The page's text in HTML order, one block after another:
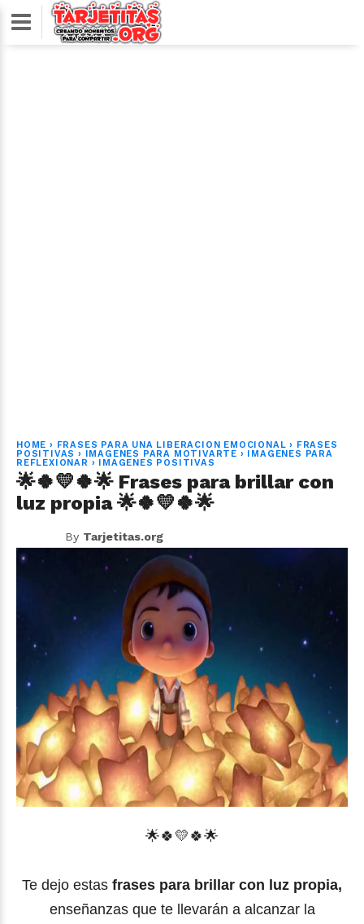
HOME › FRASES PARA UNA LIBERACION EMOCIONAL › FRASES
POSITIVAS › IMAGENES PARA MOTIVARTE ›
IMAGENES PARA
REFLEXIONAR › IMAGENES POSITIVAS
🌟🍀💛🍀🌟 Frases para brillar con
luz propia 🌟🍀💛🍀🌟
By Tarjetitas.org
🌟🍀 💛 🍀🌟
Te dejo estas frases para brillar con luz propia,
enseñanzas que te llevarán a alcanzar la